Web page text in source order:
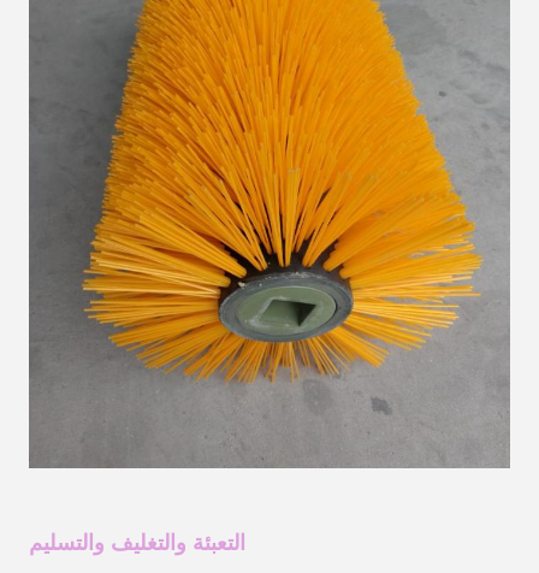
التعبئة والتغليف والتسليم